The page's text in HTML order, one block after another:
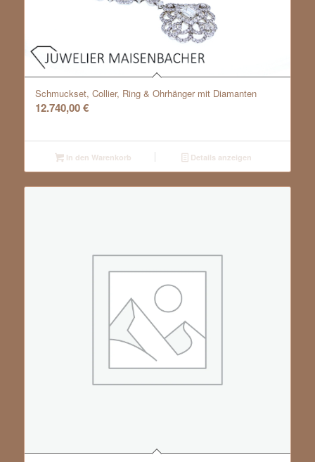
Schmuckset, Collier, Ring & Ohrhänger mit Diamanten
12.740,00€
In den Warenkorb Details anzeigen